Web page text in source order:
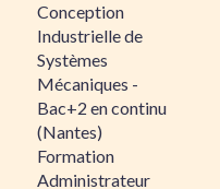
Conception
Industrielle de
Systèmes
Mécaniques -
Bac+2 en continu
(Nantes)
Formation
Administrateur